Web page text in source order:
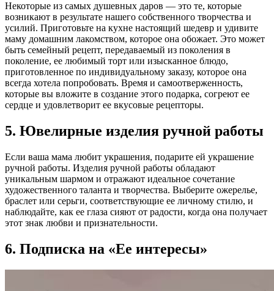
Некоторые из самых душевных даров — это те, которые
возникают в результате нашего собственного творчества и
усилий. Приготовьте на кухне настоящий шедевр и удивите
маму домашним лакомством, которое она обожает. Это может
быть семейный рецепт, передаваемый из поколения в
поколение, ее любимый торт или изысканное блюдо,
приготовленное по индивидуальному заказу, которое она
всегда хотела попробовать. Время и самоотверженность,
которые вы вложите в создание этого подарка, согреют ее
сердце и удовлетворит ее вкусовые рецепторы.
5. Ювелирные изделия ручной работы
Если ваша мама любит украшения, подарите ей украшение
ручной работы. Изделия ручной работы обладают
уникальным шармом и отражают идеальное сочетание
художественного таланта и творчества. Выберите ожерелье,
браслет или серьги, соответствующие ее личному стилю, и
наблюдайте, как ее глаза сияют от радости, когда она получает
этот знак любви и признательности.
6. Подписка на «Ее интересы»